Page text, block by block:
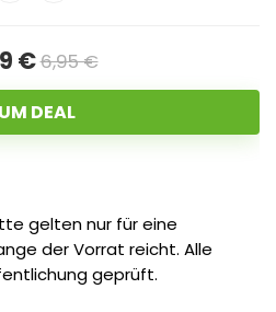
€6,95 €
DEAL
gelten nur für eine
der Vorrat reicht. Alle
geprüft.